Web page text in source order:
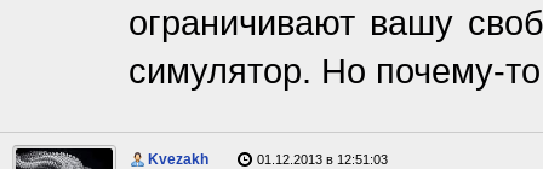
ограничивают вашу
симулятор. Но почему-
Kvezakh 01.12.2013 в 12:51:03